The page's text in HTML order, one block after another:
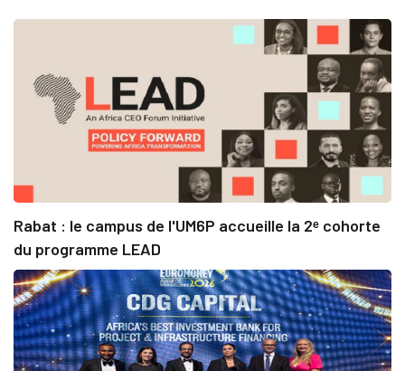
Rabat : le campus de l'UM6P accueille la 2ᵉ cohorte
du programme LEAD